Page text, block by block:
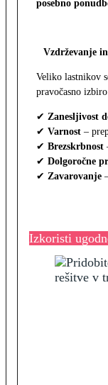
posebno
Vzdrževanje
Veliko lastnikov
pravočasno
✔ Zanesljivost
✔ Varnost –
✔ Brezskrbnost
✔ Dolgoročne
✔ Zavarovanje
Izkoristi